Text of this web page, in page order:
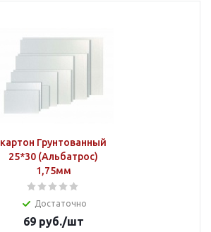
картон Грунтованный
25*30 (Альбатрос)
1,75мм
Достаточно
69руб./шт